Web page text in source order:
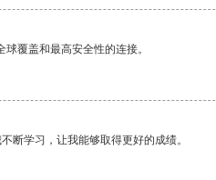
覆盖和最高安全性的连接。
断学习，让我能够取得更好的成绩。